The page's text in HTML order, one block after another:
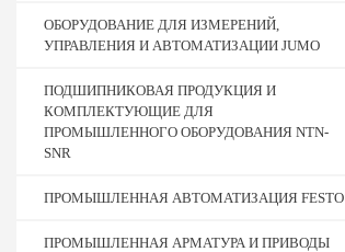
ОБОРУДОВАНИЕ ДЛЯ ИЗМЕРЕНИЙ,
УПРАВЛЕНИЯ И АВТОМАТИЗАЦИИ JUMO
ПОДШИПНИКОВАЯ ПРОДУКЦИЯ И
КОМПЛЕКТУЮЩИЕ ДЛЯ
ПРОМЫШЛЕННОГО ОБОРУДОВАНИЯ NTN-
SNR
ПРОМЫШЛЕННАЯ АВТОМАТИЗАЦИЯ FESTO
ПРОМЫШЛЕННАЯ АРМАТУРА И ПРИВОДЫ